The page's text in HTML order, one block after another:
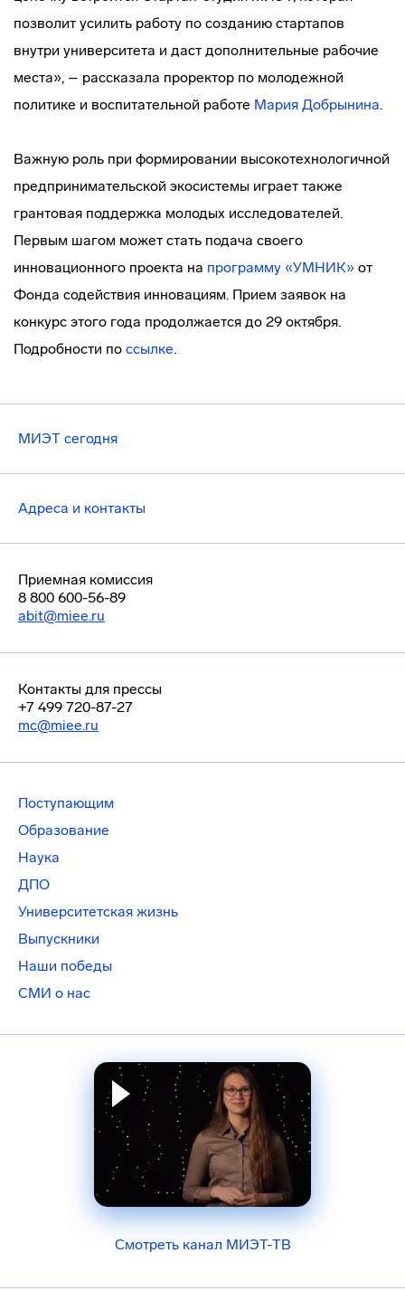
позволит усилить работу по созданию стартапов
внутри университета и даст дополнительные рабочие
места», – рассказала проректор по молодежной
политике и воспитательной работе Мария Добрынина.
Важную роль при формировании высокотехнологичной
предпринимательской экосистемы играет также
грантовая поддержка молодых исследователей.
Первым шагом может стать подача своего
инновационного проекта на программу «УМНИК» от
Фонда содействия инновациям. Прием заявок на
конкурс этого года продолжается до 29 октября.
Подробности по ссылке.
МИЭТ сегодня
Адреса и контакты
Приемная комиссия
8 800 600-56-89
abit@miee.ru
Контакты для прессы
+7 499 720-87-27
mc@miee.ru
Поступающим
Образование
Наука
ДПО
Университетская жизнь
Выпускники
Наши победы
СМИ о нас
Смотреть канал МИЭТ-ТВ